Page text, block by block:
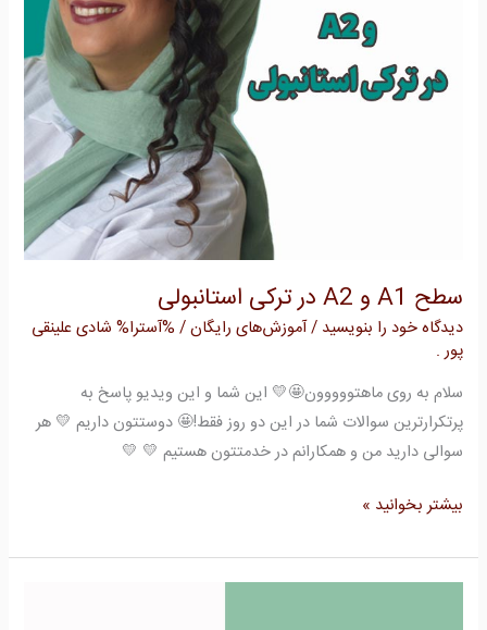
سطح A1 و A2 در ترکی استانبولی
دیدگاه‌ خود را بنویسید /آموزش‌های رایگان/ %آسترا% شادی علینقی
پور .
سلام به روی ماهتووووون🤩💛 این شما و این ویدیو پاسخ به
پرتکرارترین سوالات شما در این دو روز فقط!🤩 دوستتون داریم 💛 هر
سوالی دارید من و همکارانم در خدمتتون هستیم 💛 💛
بیشتر بخوانید »